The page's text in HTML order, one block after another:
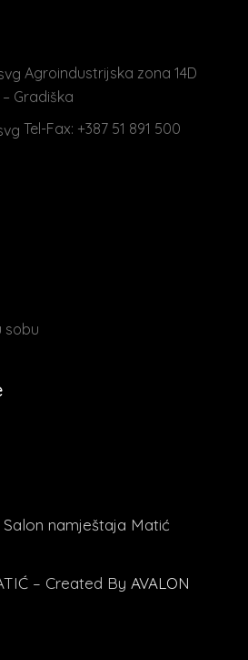
Agroindustrijska zona 14D
Gradiška
Tel-Fax: +387 51 891 500
sobu
– Created ByAVALON